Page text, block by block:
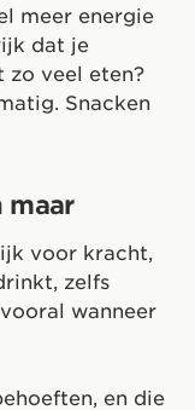
meer energie
dat je
zo veel eten?
Snacken
maar
voor kracht,
zelfs
wanneer
en die